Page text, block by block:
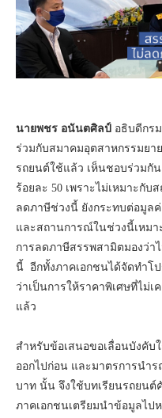
นายพชร อนันตศิลป์ อธิบดีกร
ร่วมกับสมาคมอุตสาหกรรมยา
รถยนต์ใช้แล้ว เห็นชอบร่วมกั
ร้อยละ 50 เพราะไม่เหมาะกั
ลดภาษีช่วงนี้ ยังกระทบต่อมูล
และสถานการณ์ในช่วงนี้เหมา
การลดภาษีสรรพสามิตมองว่า
นี้ อีกทั้งภาคเอกชนได้จัดทำโ
ว่าเป็นการให้ราคาพิเศษที่ไม่
แล้ว
สำหรับข้อเสนอขอเลื่อนบังคับ
ออกไปก่อน และมาตรการนำ
บาท นั้น จึงใช้บทเรียนรถยน
ภาคเอกชนเตรียมนำข้อมูลไป